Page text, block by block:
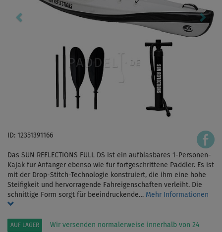
ID: 12351391166
Das SUN REFLECTIONS FULL DS ist ein aufblasbares 1-Personen-
Kajak für Anfänger ebenso wie für fortgeschrittene Paddler. Es ist
mit der Drop-Stitch-Technologie konstruiert, die ihm eine hohe
Steifigkeit und hervorragende Fahreigenschaften verleiht. Die
schnittige Form sorgt für beeindruckende… Mehr Informationen
AUF LAGER
Wir versenden normalerweise innerhalb von 24